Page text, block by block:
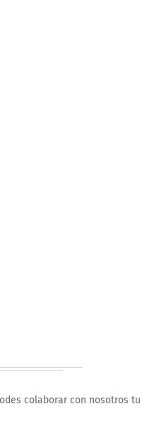
colaborar con nosotros tu